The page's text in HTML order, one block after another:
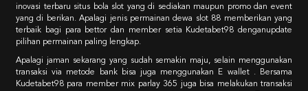
inovasi terbaru situs bola slot yang di sediakan maupun promo dan event
yang di berikan. Apalagi jenis permainan dewa slot 88 memberikan yang
terbaik bagi para bettor dan member setia Kudetabet98 denganupdate
pilihan permainan paling lengkap.
Apalagi jaman sekarang yang sudah semakin maju, selain menggunakan
transaksi via metode bank bisa juga menggunakan E wallet . Bersama
Kudetabet98 para member mix parlay 365 juga bisa melakukan transaksi